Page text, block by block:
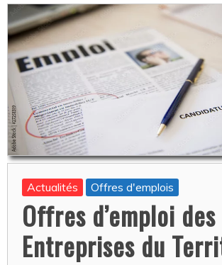
Actualités Offres d'emplois
Offres d’emploi des
Entreprises du